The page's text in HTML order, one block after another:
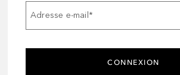
Adresse e-mail*
CONNEXION